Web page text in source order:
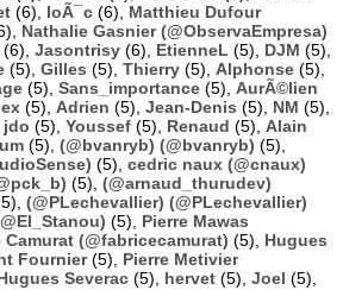
(6), loÃ¯c (6), Matthieu Dufour
Nathalie Gasnier (@ObservaEmpresa)
(6), Jasontrisy (6), EtienneL (5), DJM (5),
(5), Gilles (5), Thierry (5), Alphonse (5),
(5), Sans_importance (5), AurÃ©lien
(5), Adrien (5), Jean-Denis (5), NM (5),
jdo (5), Youssef (5), Renaud (5), Alain
(5), (@bvanryb) (@bvanryb) (5),
(5), cedric naux (@cnaux)
(5), (@arnaud_thurudev)
(@PLechevallier) (@PLechevallier)
(5), Pierre Mawas
Camurat (@fabricecamurat) (5), Hugues
Fournier(5), Pierre Metivier
Severac (5), hervet (5), Joel (5),